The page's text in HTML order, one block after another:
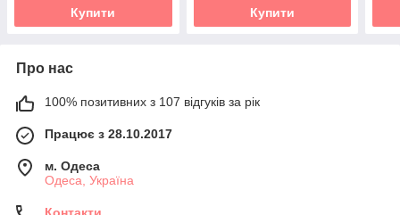
Купити Купити
Про нас
100% позитивних з 107 відгуків за рік
Працює з 28.10.2017
м. Одеса
Одеса, Україна